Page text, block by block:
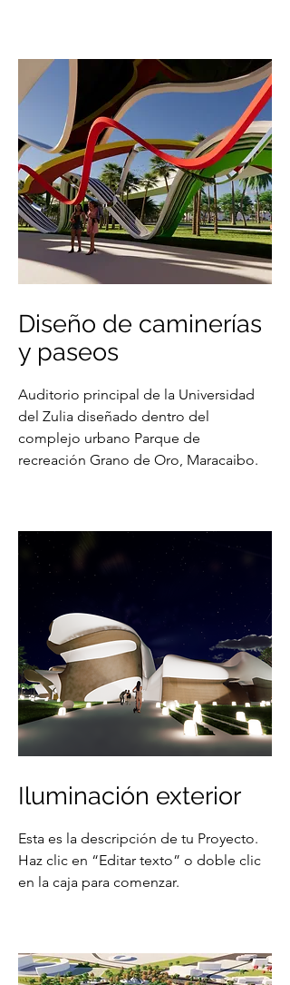
Diseño de caminerías
y paseos
Auditorio principal de la Universidad
del Zulia diseñado dentro del
complejo urbano Parque de
recreación Grano de Oro, Maracaibo.
Iluminación exterior
Esta es la descripción de tu Proyecto.
Haz clic en “Editar texto” o doble clic
en la caja para comenzar.